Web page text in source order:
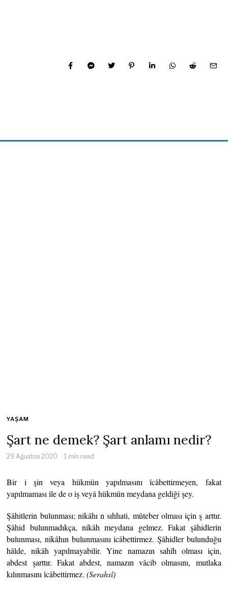
YAŞAM
Şart ne demek? Şart anlamı nedir?
29 Ağustos 2020 1 min read
Bir i şin veya hükmün yapılmasını îcâbettirmeyen, fakat
yapılmaması ile de o iş veyâ hükmün meydana geldiği şey.
Şâhitlerin bulunması; nikâhı n sıhhati, mûteber olması için ş arttır.
Şâhid bulunmadıkça, nikâh meydana gelmez. Fakat şâhidlerin
bulunması, nikâhın bulunmasını icâbettirmez. Şâhidler bulunduğu
hâlde, nikâh yapılmayabilir. Yine namazın sahîh olması için,
abdest şarttır. Fakat abdest, namazın vâcib olmasını, mutlaka
kılınmasını îcâbettirmez.(Serahsî)